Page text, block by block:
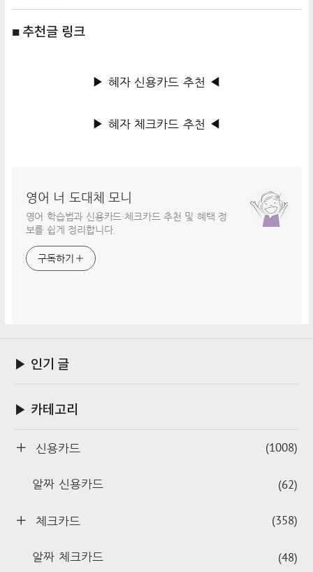
■ 추천글 링크
▶ 혜자 신용카드 추천 ◀
▶ 혜자 체크카드 추천 ◀
영어 너 도대체 모니
영어 학습법과 신용카드·체크카드 추천 및 혜택 정
보를 쉽게 정리합니다.
구독하기
▶ 인기 글
▶ 카테고리
신용카드 (1008)
알짜 신용카드 (62)
체크카드 (358)
알짜 체크카드 (48)